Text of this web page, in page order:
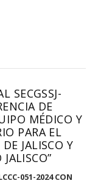
SECGSSJ-
DE
MÉDICO Y
PARA EL
JALISCO Y
051-2024 CON